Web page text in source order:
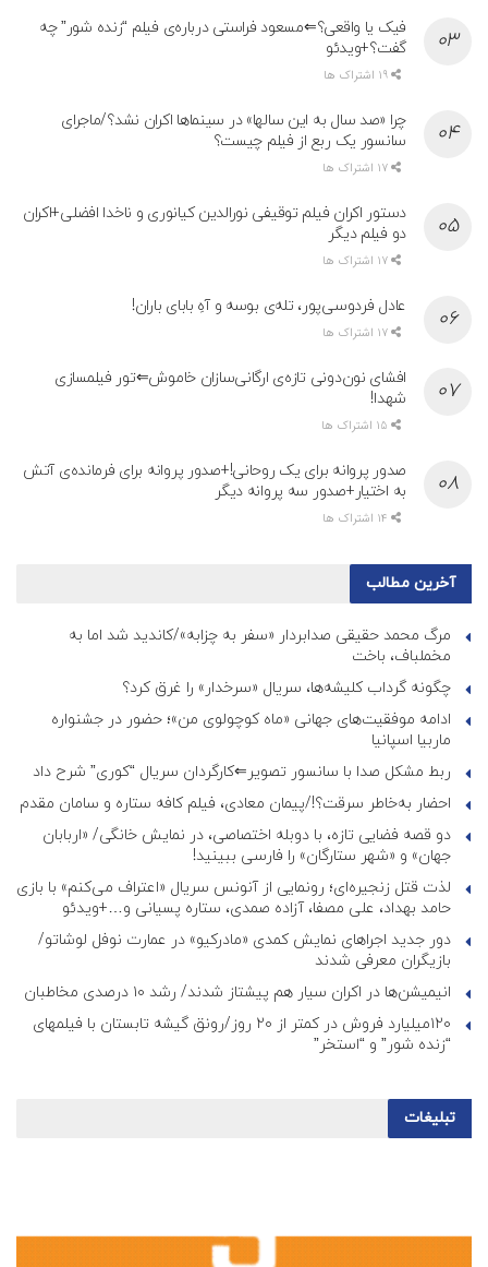
فیک یا واقعی؟⇐مسعود فراستی درباره‌ی فیلم “زنده شور” چه
گفت؟+ویدئو
چرا «صد سال به این سالها» در سینماها اکران نشد؟/ماجرای
سانسور یک ربع از فیلم چیست؟
دستور اکران فیلم توقیفی نورالدین کیانوری و ناخدا افضلی+اکران
دو فیلم دیگر
عادل فردوسی‌پور، تله‌ی بوسه و آهِ بابای باران!
افشای نون‌دونی تازه‌ی ارگانی‌سازان خاموش⇐تور فیلمسازی
شهدا!
صدور پروانه برای یک روحانی!+صدور پروانه برای فرمانده‌ی آتش
به اختیار+صدور سه پروانه دیگر
آخرین مطالب
مرگ محمد حقیقی صدابردار «سفر به چزابه»/کاندید شد اما به
مخملباف، باخت
چگونه گرداب کلیشه‌ها، سریال «سرخدار» را غرق کرد؟
ادامه موفقیت‌های جهانی «ماه کوچولوی من»؛ حضور در جشنواره
ماربیا اسپانیا
ربط مشکل صدا با سانسور تصویر⇐کارگردان سریال “کوری” شرح داد
احضار به‌خاطر سرقت؟!/پیمان معادی، فیلم کافه ستاره و سامان مقدم
دو قصه فضایی تازه، با دوبله اختصاصی، در نمایش خانگی/ «اربابان
جهان» و «شهر ستارگان» را فارسی ببینید!
لذت قتل زنجیره‌ای؛ رونمایی از آنونس سریال «اعتراف می‌کنم» با بازی
حامد بهداد، علی مصفا، آزاده صمدی، ستاره پسیانی و…+ویدئو
دور جدید اجراهای نمایش کمدی «مادرکیو» در عمارت نوفل لوشاتو/
بازیگران معرفی شدند
انیمیشن‌ها در اکران سیار هم پیشتاز شدند/ رشد ۱۰ درصدی مخاطبان
۱۲۰میلیارد فروش در کمتر از ۲۰ روز/رونق گیشه تابستان با فیلمهای
“زنده شور” و “استخر”
تبلیغات